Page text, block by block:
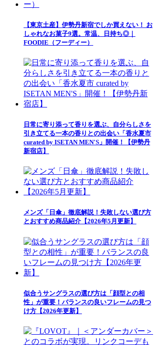
【東京土産】伊勢丹新宿でしか買えない！ お
しゃれなお菓子9選。常温、日持ち◎｜
FOODIE（フーディー）
日常に寄り添って香りを選ぶ、自分らしさを
引き立てる一本の香りとの出会い「香水夏市
curated by ISETAN MEN'S」開催！【伊勢丹
新宿店】
メンズ「日傘」徹底解説！失敗しない選び方
とおすすめ商品紹介【2026年5月更新】
似合うサングラスの選び方は「顔型との相
性」が重要！バランスの良いフレームの見つ
け方【2026年更新】